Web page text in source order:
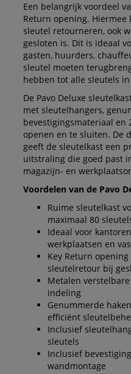
Een belangrijk voordeel
Return opening. Hiermee
sleutel retourneren, ook
gesloten is. Dit is ideaal
gasten, huurders,
sleutel moeten
hebben tot alle sleutels in
De Pavo Deluxe
met sleutelhangers,
bevestigingsmateriaal en
openen en te sluiten. De
geeft de sleutelkast een
uitstraling die goed past
magazijn- en
Voordelen van de Pavo
Ruime sleutelkast
maximaal 80
Ideaal voor
werkplaatsen en
Key Return
sleutelretour bij
Metalen
indeling
Genummerde
efficiënt
Inclusief
sleutels
Inclusief
wandmontage